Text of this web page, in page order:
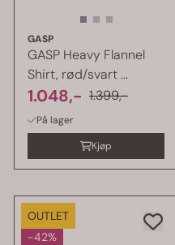
GASP
GASP Heavy Flannel
Shirt, rød/svart ...
1.048,- 1.399,-
På lager
Kjøp
OUTLET
-42%